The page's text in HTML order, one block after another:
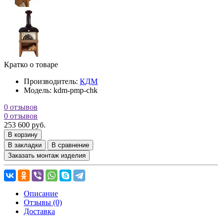
Кратко о товаре
Производитель: КДМ
Модель: kdm-pmp-chk
0 отзывов
0 отзывов
253 600 руб.
В корзину
В закладки
В сравнение
Заказать монтаж изделия
Описание
Отзывы (0)
Доставка